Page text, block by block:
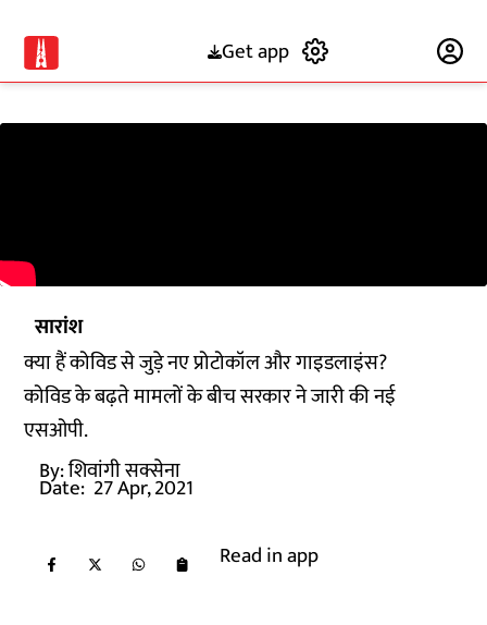
Get app
सारांश
क्या हैं कोविड से जुड़े नए प्रोटोकॉल और गाइडलाइंस?
कोविड के बढ़ते मामलों के बीच सरकार ने जारी की नई
एसओपी.
By:शिवांगी सक्सेना
Date: 27 Apr, 2021
Read in app